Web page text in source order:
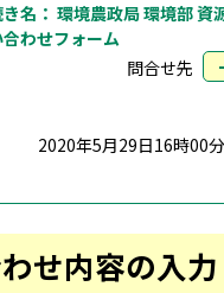
名： 環境農政局 環境部 資
わせフォーム
問合せ先
2020年5月29日16時00
せ内容の入力